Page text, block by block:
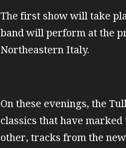
The first show will take
band will perform at the
Northeastern Italy.
On these evenings, the
classics that have marked
other, tracks from the